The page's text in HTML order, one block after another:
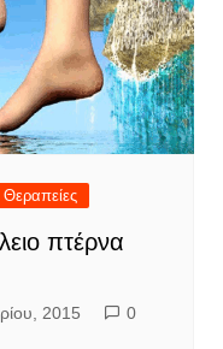
Θεραπείες
πτέρνα
2015 0